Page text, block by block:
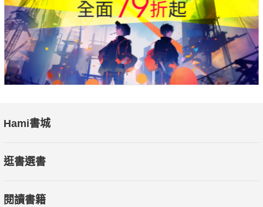
★故事中安插成語和俚語，讓孩子在讀故事的同時，享受文學的
樂趣。
【閱讀123】專為低中年級孩子設計，銜接圖畫書與文字書的橋
樑讀物
70萬冊的肯定，橋梁書的首選！
特質，打造孩子「文字閱讀」的無障礙空間，讓孩子建立獨立閱
Hami書城
逛書選書
閱讀書籍